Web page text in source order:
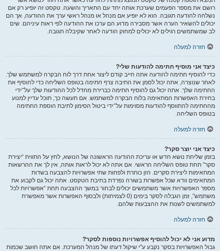
רושם את מספר הפעמים שערכת אותה יחד עם התאריך והשעה. טקסט זה יופיע רק אם
נשלחה להודעה תגובה. הוא לא יופיע אם מנהל או מנהל ראשי ערך את ההודעה, אך הם
יכולים להשאיר הערה אשר מסבירה מדוע הם ערכו את ההודעה לפי ראות עיניהם. שים
לב שמשתמשים רגילים לא יכולים למחוק הודעה לאחר שקיבלה תגובה.
חזרה למעלה
כיצד אני מוסיף חתימה להודעות שלי?
כדי להוסיף חתימה להודעה אתה חייב קודם ליצור אחת דרך לוח הבקרה למשתמש שלך.
לאחר שנוצרה, אתה יכול לסמן את התיבה צרף חתימה בטופס השליחה כדי להוסיף את
החתימה שלך. אתה יכול גם להוסיף חתימה כברירת מחדל לכל ההודעות שלך על־ידי
בחירת האפשרות המתאימה בלוח הבקרה למשתמש. אם תעשה כך, תוכל עדיין למנוע
מהחתימה להתווסף להודעות מסוימות על־ידי ביטול הסימון לתיבת הוספת החתימה
בטופס השליחה.
חזרה למעלה
כיצד אני יוצר סקר?
בזמן שליחת נושא חדש או עריכת ההודעה הראשונה של הנושא, לחץ על התווית “יצירת
סקר” תחת טופס השליחה הראשי. אם אתה לא יכול לראות אותה, אין לך את ההרשאות
המתאימות ליצירת סקרים. הזן כותרת ולפחות שתי אפשרויות להצבעה בשדות
המתאימים וודא שכל אפשרות בשורה נפרדת בתיבת הטקסט. אתה יכול גם לקבוע את
מספר האפשרויות אשר משתמשים יכולים לבחור במשך ההצבעה תחת “אפשרויות לכל
משתמש”, זמן הגבלה לסקר בימים (0 לצמיתות) ולבסוף האפשרות אשר מאפשרת
למשתמשים לשנות את ההצבעות שלהם.
חזרה למעלה
מדוע אני לא יכול להוסיף אפשרויות נוספות לסקר?
גבול האפשרויות בסקר נקבע ע"י שיקול דעתו של מנהל המערכת. אם אתה חושב שכמות